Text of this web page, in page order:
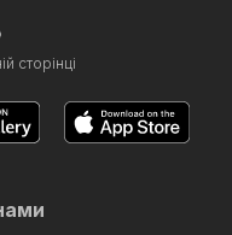
сторінці